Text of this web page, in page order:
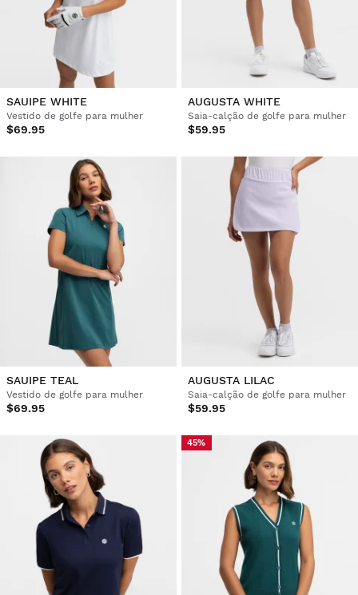
SAUIPE WHITE
Vestido de golfe para mulher
$69.95
AUGUSTA WHITE
Saia-calção de golfe para mulher
$59.95
SAUIPE TEAL
Vestido de golfe para mulher
$69.95
AUGUSTA LILAC
Saia-calção de golfe para mulher
$59.95
45%